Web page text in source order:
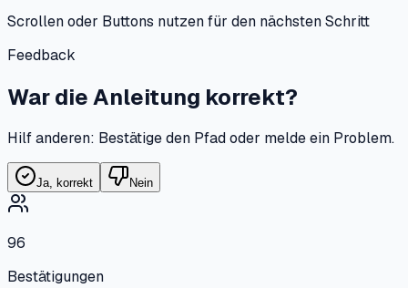
Scrollen oder Buttons nutzen für den nächsten Schritt
Feedback
War die Anleitung korrekt?
Hilf anderen: Bestätige den Pfad oder melde ein Problem.
Ja, korrekt Nein
96
Bestätigungen